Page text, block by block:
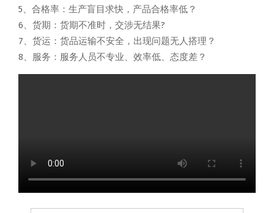
5、合格率：生产盲目求快，产品合格率低？
6、货期：货期不准时，交涉无结果?
7、货运：货品运输不安全，出现问题无人搭理？
8、服务：服务人员不专业、效率低、态度差？